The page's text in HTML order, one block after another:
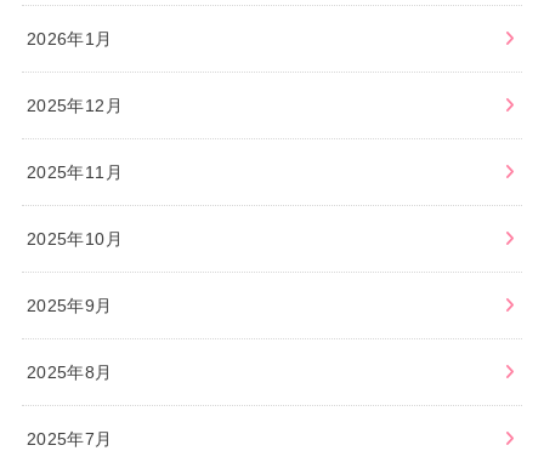
2026年1月
2025年12月
2025年11月
2025年10月
2025年9月
2025年8月
2025年7月